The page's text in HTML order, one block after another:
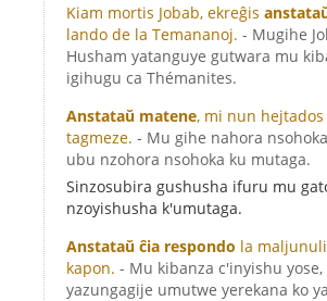
Kiam mortis Jobab, ekreĝis
lando de la Temananoj. - Mugihe
Husham yatanguye gutwara mu
igihugu ca Thémanites.
Anstataŭ matene, mi nun
tagmeze. - Mu gihe nahora
ubu nzohora nsohoka ku mutaga.
Sinzosubira gushusha ifuru mu
nzoyishusha k'umutaga.
Anstataŭ ĉia respondo la
kapon. - Mu kibanza c'inyishu
yazungagije umutwe yerekana ko